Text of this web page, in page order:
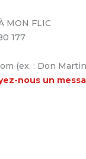
MON FLIC
177
(ex. : Don
nous un